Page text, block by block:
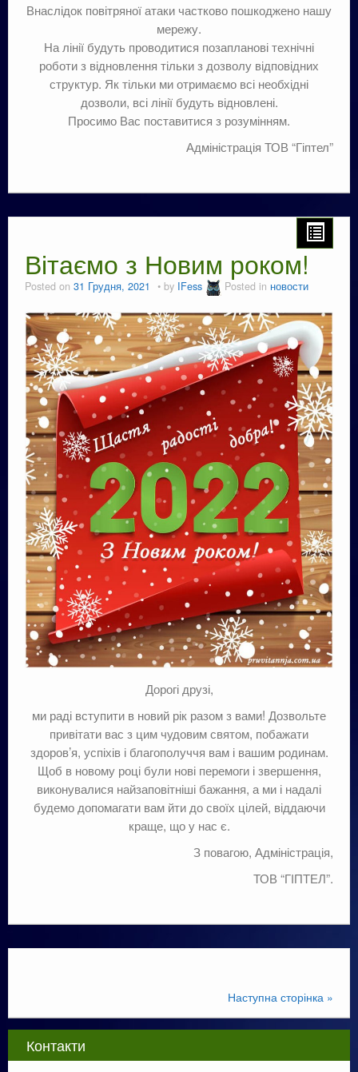
Внаслідок повітряної атаки частково пошкоджено нашу
мережу.
На лінії будуть проводитися позапланові технічні
роботи з відновлення тільки з дозволу відповідних
структур. Як тільки ми отримаємо всі необхідні
дозволи, всі лінії будуть відновлені.
Просимо Вас поставитися з розумінням.
Адміністрація ТОВ “Гіптел”
Вітаємо з Новим роком!
Posted on 31 Грудня, 2021 by IFess Posted in новости
Дорогі друзі,
ми раді вступити в новий рік разом з вами! Дозвольте
привітати вас з цим чудовим святом, побажати
здоров’я, успіхів і благополуччя вам і вашим родинам.
Щоб в новому році були нові перемоги і звершення,
виконувалися найзаповітніші бажання, а ми і надалі
будемо допомагати вам йти до своїх цілей, віддаючи
краще, що у нас є.
З повагою, Адміністрація,
ТОВ “ГІПТЕЛ”.
Наступна сторінка »
Контакти